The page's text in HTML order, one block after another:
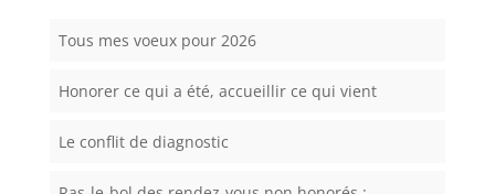
Tous mes voeux pour 2026
Honorer ce qui a été, accueillir ce qui vient
Le conflit de diagnostic